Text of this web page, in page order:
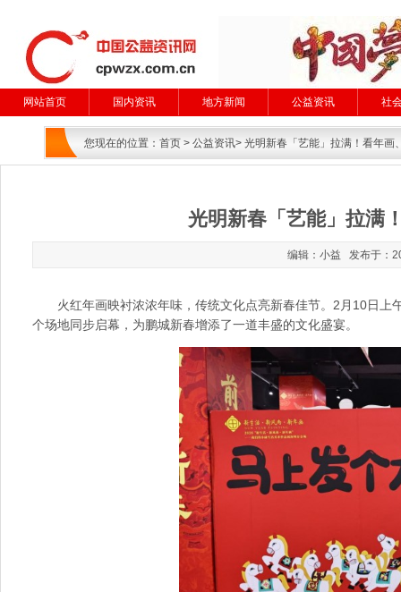
网站首页 国内资讯 地方新闻 公益资讯 社
光明新春「艺能」拉满
编辑：小益 发布于：
火红年画映衬浓浓年味，传统文化点亮新春佳节。2月10日
个场地同步启幕，为鹏城新春增添了一道丰盛的文化盛宴。
您现在的位置： 首页 > 公益资讯> 光明新春「艺能」拉满！看年画